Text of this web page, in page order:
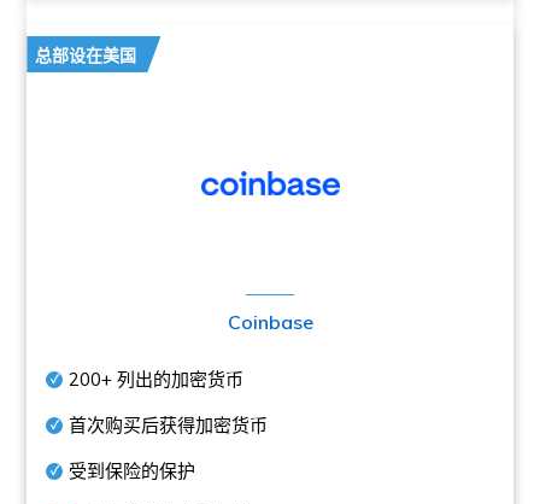
总部设在美国
Coinbase
200+ 列出的加密货币
首次购买后获得加密货币
受到保险的保护